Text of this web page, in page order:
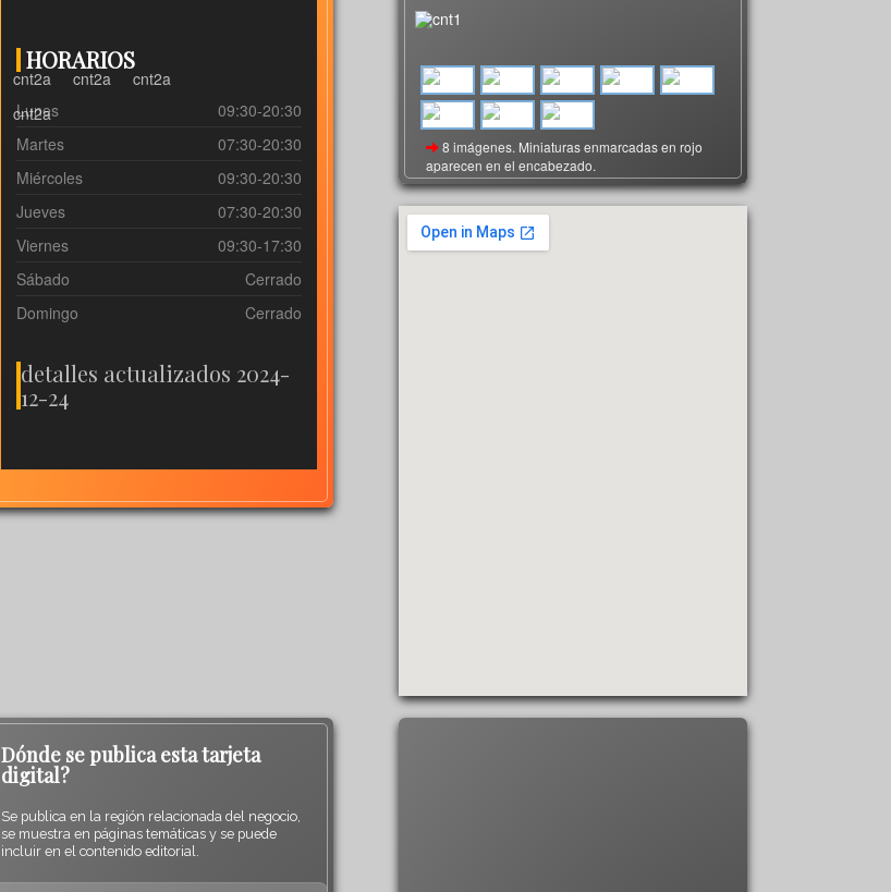
HORARIOS
Lunes
09:30-20:30
Martes
07:30-20:30
Miércoles
09:30-20:30
Jueves
07:30-20:30
Viernes
09:30-17:30
Sábado
Cerrado
Domingo
Cerrado
detalles actualizados 2024-
12-24
8 imágenes. Miniaturas enmarcadas en rojo
aparecen en el encabezado.
Dónde se publica esta tarjeta
digital?
Se publica en la región relacionada del negocio,
se muestra en páginas temáticas y se puede
incluir en el contenido editorial.